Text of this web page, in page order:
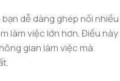
dễ dàng ghép nối nhiều
làm việc lớn hơn. Điều này
gian làm việc mà